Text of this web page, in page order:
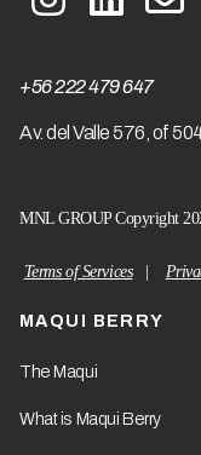
+56 222 479 647
Av. del Valle 576, of
MNL GROUP Copyright
Terms of Services|
MAQUI BERRY
The Maqui
What is Maqui Berry